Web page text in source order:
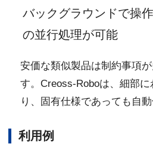
バックグラウンドで操
の並行処理が可能
安価な類似製品は制約事項
す。Creoss-Roboは、細部
り、固有仕様であっても自
利用例